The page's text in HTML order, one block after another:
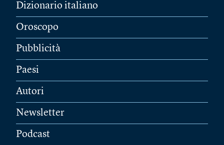
Dizionario italiano
Oroscopo
Pubblicità
Paesi
Autori
Newsletter
Podcast